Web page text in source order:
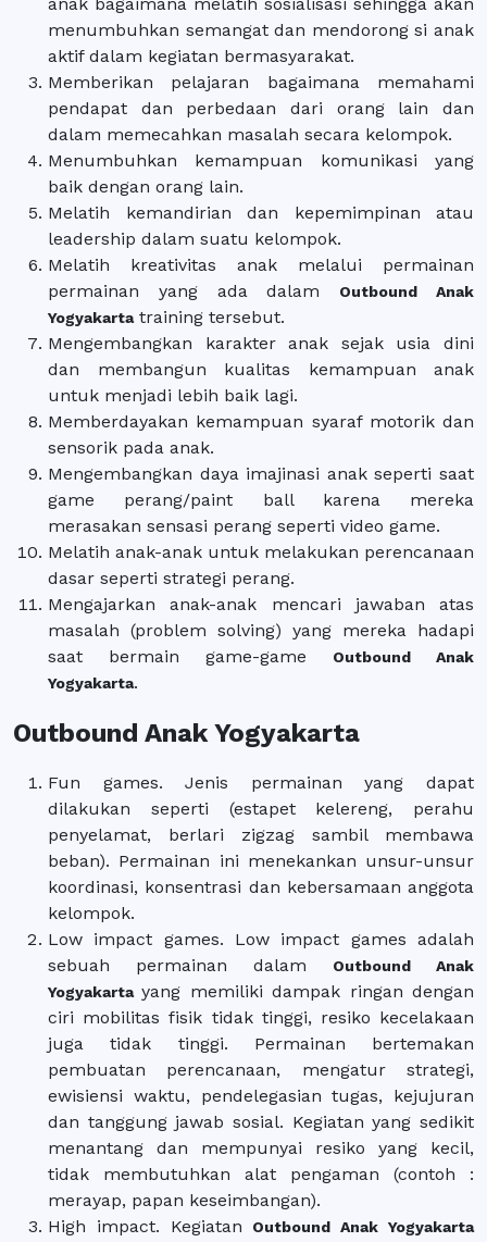
menumbuhkan semangat dan mendorong si anak
aktif dalam kegiatan bermasyarakat.
Memberikan pelajaran bagaimana memahami
pendapat dan perbedaan dari orang lain dan
dalam memecahkan masalah secara kelompok.
Menumbuhkan kemampuan komunikasi yang
baik dengan orang lain.
Melatih kemandirian dan kepemimpinan atau
leadership dalam suatu kelompok.
Melatih kreativitas anak melalui permainan
permainan yang ada dalam
Outbound Anak
Yogyakartatraining tersebut.
Mengembangkan karakter anak sejak usia dini
dan membangun kualitas kemampuan anak
untuk menjadi lebih baik lagi.
Memberdayakan kemampuan syaraf motorik dan
sensorik pada anak.
Mengembangkan daya imajinasi anak seperti saat
game perang/paint ball karena mereka
merasakan sensasi perang seperti video game.
Melatih anak-anak untuk melakukan perencanaan
dasar seperti strategi perang.
Mengajarkan anak-anak mencari jawaban atas
masalah (problem solving) yang mereka hadapi
saat bermain game-game
Outbound Anak
Yogyakarta.
Outbound Anak Yogyakarta
Fun games. Jenis permainan yang dapat
dilakukan seperti (estapet kelereng, perahu
penyelamat, berlari zigzag sambil membawa
beban). Permainan ini menekankan unsur-unsur
koordinasi, konsentrasi dan kebersamaan anggota
kelompok.
Low impact games. Low impact games adalah
sebuah permainan dalam
Outbound Anak
Yogyakartayang memiliki dampak ringan dengan
ciri mobilitas fisik tidak tinggi, resiko kecelakaan
juga tidak tinggi. Permainan bertemakan
pembuatan perencanaan, mengatur strategi,
ewisiensi waktu, pendelegasian tugas, kejujuran
dan tanggung jawab sosial. Kegiatan yang sedikit
menantang dan mempunyai resiko yang kecil,
tidak membutuhkan alat pengaman (contoh :
merayap, papan keseimbangan).
High impact. Kegiatan
Outbound Anak Yogyakarta